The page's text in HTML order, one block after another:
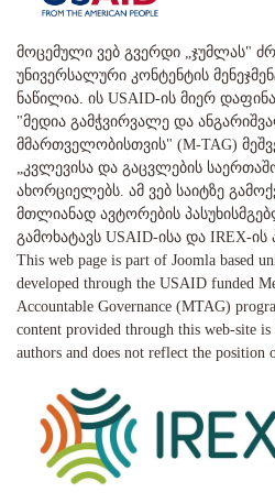
მოცემული ვებ გვერდი „ჯუმლას"
უნივერსალური კონტენტის
ნაწილია. ის USAID-ის მიერ
"მედია გამჭვირვალე და
მმართველობისთვის" (M-TAG)
„კვლევისა და გაცვლების
ახორციელებს. ამ ვებ საიტზე
მთლიანად ავტორების
გამოხატავს USAID-ისა და IREX-ის
This web page is part of Joomla based
developed through the USAID funded
Accountable Governance (MTAG)
content provided through this web-site
authors and does not reflect the